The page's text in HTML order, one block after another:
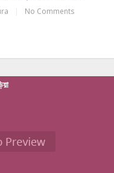
No Comments